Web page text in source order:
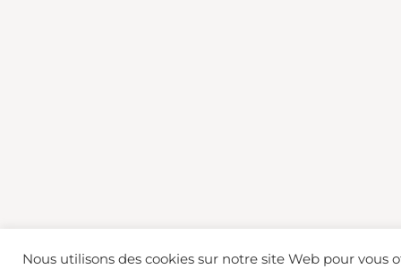
Nous utilisons des cookies sur notre site Web pour vous